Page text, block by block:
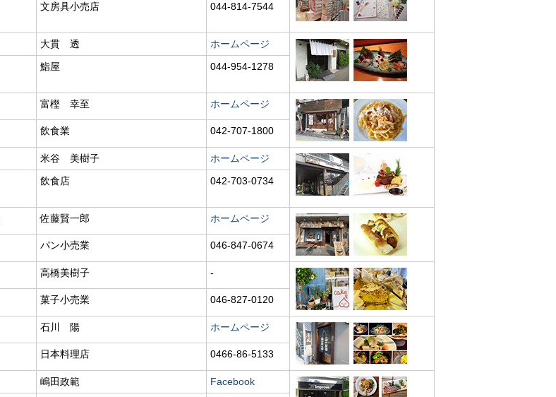
文房具小売店 044-814-7544
大貫 透
ホームページ
鮨屋 044-954-1278
富樫 幸至 ホームページ
飲食業 042-707-1800
米谷 美樹子
ホームページ
飲食店 042-703-0734
佐藤賢一郎 ホームページ
パン小売業 046-847-0674
高橋美樹子 -
菓子小売業 046-827-0120
石川 陽 ホームページ
日本料理店 0466-86-5133
嶋田政範
Facebook